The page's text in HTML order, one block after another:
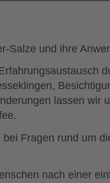
Salze und ihre
lassen
Fragen rund um
nach einer